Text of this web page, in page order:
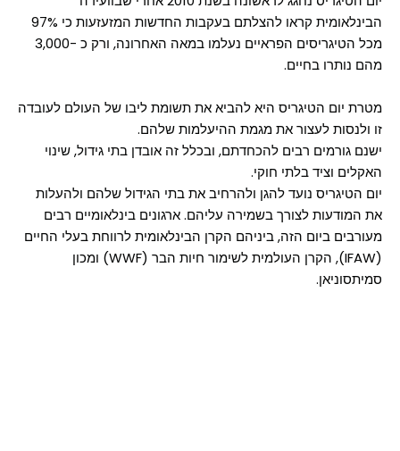
הבינלאומית קראו להצלתם בעקבות החדשות המזעזעות כי 97%
מכל הטיגריסים הפראיים נעלמו במאה האחרונה, ורק כ -3,000
מהם נותרו בחיים.
מטרת יום הטיגריס היא להביא את תשומת ליבו של העולם לעובדה
זו ולנסות לעצור את מגמת ההיעלמות שלהם.
ישנם גורמים רבים להכחדתם, ובכלל זה אובדן בתי גידול, שינוי
האקלים וציד בלתי חוקי.
יום הטיגריס נועד להגן ולהרחיב את בתי הגידול שלהם ולהעלות
את המודעות לצורך בשמירה עליהם. ארגונים בינלאומיים רבים
מעורבים ביום הזה, ביניהם הקרן הבינלאומית לרווחת בעלי החיים
(IFAW), הקרן העולמית לשימור חיות הבר (WWF) ומכון
סמיתסוניאן.